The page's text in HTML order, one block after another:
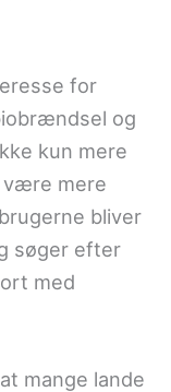
for
og
kun mere
være mere
bliver
søger efter
med
mange lande